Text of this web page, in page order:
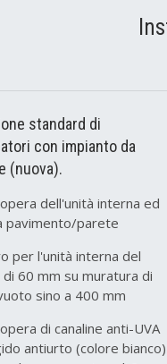
standard di
con impianto da
(nuova).
opera dell'unità interna ed
pavimento/parete
per l'unità interna del
60 mm su muratura di
sino a 400 mm
di canaline anti-UVA
antiurto (colore bianco)